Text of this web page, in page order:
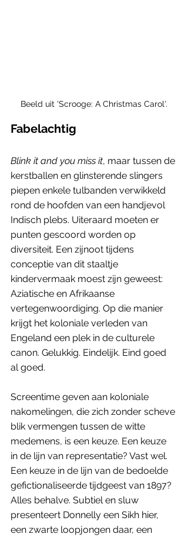
Beeld uit 'Scrooge: A Christmas Carol'.
Fabelachtig
Blink it and you miss it, maar tussen de
kerstballen en glinsterende slingers
piepen enkele tulbanden verwikkeld
rond de hoofden van een handjevol
Indisch plebs. Uiteraard moeten er
punten gescoord worden op
diversiteit. Een zijnoot tijdens
conceptie van dit staaltje
kindervermaak moest zijn geweest:
Aziatische en Afrikaanse
vertegenwoordiging. Op die manier
krijgt het koloniale verleden van
Engeland een plek in de culturele
canon. Gelukkig. Eindelijk. Eind goed
al goed.
Screentime geven aan koloniale
nakomelingen, die zich zonder scheve
blik vermengen tussen de witte
medemens, is een keuze. Een keuze
in de lijn van representatie? Vast wel.
Een keuze in de lijn van de bedoelde
gefictionaliseerde tijdgeest van 1897?
Alles behalve. Subtiel en sluw
presenteert Donnelly een Sikh hier,
een zwarte loopjongen daar, een